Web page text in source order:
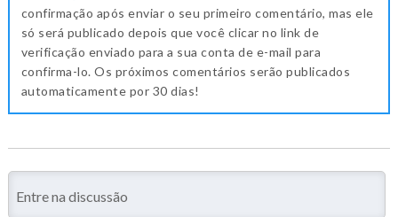
confirmação após enviar o seu primeiro comentário, mas ele
só será publicado depois que você clicar no link de
verificação enviado para a sua conta de e-mail para
confirma-lo. Os próximos comentários serão publicados
automaticamente por 30 dias!